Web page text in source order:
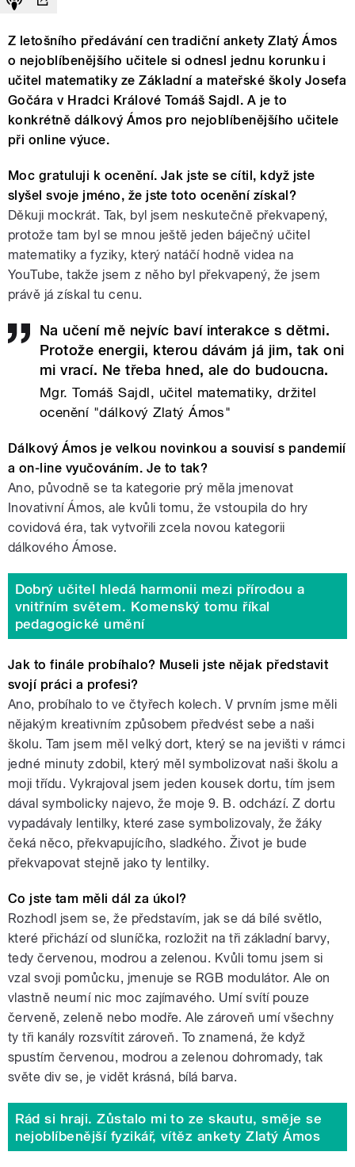
Z letošního předávání cen tradiční ankety Zlatý Ámos
o nejoblíbenějšího učitele si odnesl jednu korunku i
učitel matematiky ze Základní a mateřské školy Josefa
Gočára v Hradci Králové Tomáš Sajdl. A je to
konkrétně dálkový Ámos pro nejoblíbenějšího učitele
při online výuce.
Moc gratuluji k ocenění. Jak jste se cítil, když jste
slyšel svoje jméno, že jste toto ocenění získal?
Děkuji mockrát. Tak, byl jsem neskutečně překvapený,
protože tam byl se mnou ještě jeden báječný učitel
matematiky a fyziky, který natáčí hodně videa na
YouTube, takže jsem z něho byl překvapený, že jsem
právě já získal tu cenu.
Na učení mě nejvíc baví interakce s dětmi.
Protože energii, kterou dávám já jim, tak oni
mi vrací. Ne třeba hned, ale do budoucna.
Mgr. Tomáš Sajdl, učitel matematiky, držitel
ocenění "dálkový Zlatý Ámos"
Dálkový Ámos je velkou novinkou a souvisí s pandemií
a on-line vyučováním. Je to tak?
Ano, původně se ta kategorie prý měla jmenovat
Inovativní Ámos, ale kvůli tomu, že vstoupila do hry
covidová éra, tak vytvořili zcela novou kategorii
dálkového Ámose.
Dobrý učitel hledá harmonii mezi přírodou a
vnitřním světem. Komenský tomu říkal
pedagogické umění
Jak to finále probíhalo? Museli jste nějak představit
svojí práci a profesi?
Ano, probíhalo to ve čtyřech kolech. V prvním jsme měli
nějakým kreativním způsobem předvést sebe a naši
školu. Tam jsem měl velký dort, který se na jevišti v rámci
jedné minuty zdobil, který měl symbolizovat naši školu a
moji třídu. Vykrajoval jsem jeden kousek dortu, tím jsem
dával symbolicky najevo, že moje 9. B. odchází. Z dortu
vypadávaly lentilky, které zase symbolizovaly, že žáky
čeká něco, překvapujícího, sladkého. Život je bude
překvapovat stejně jako ty lentilky.
Co jste tam měli dál za úkol?
Rozhodl jsem se, že představím, jak se dá bílé světlo,
které přichází od sluníčka, rozložit na tři základní barvy,
tedy červenou, modrou a zelenou. Kvůli tomu jsem si
vzal svoji pomůcku, jmenuje se RGB modulátor. Ale on
vlastně neumí nic moc zajímavého. Umí svítí pouze
červeně, zeleně nebo modře. Ale zároveň umí všechny
ty tři kanály rozsvítit zároveň. To znamená, že když
spustím červenou, modrou a zelenou dohromady, tak
světe div se, je vidět krásná, bílá barva.
Rád si hraji. Zůstalo mi to ze skautu, směje se
nejoblíbenější fyzikář, vítěz ankety Zlatý Ámos